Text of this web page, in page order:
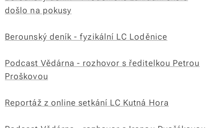
došlo na pokusy
Berounský deník - fyzikální LC Loděnice
Podcast Vědárna - rozhovor s ředitelkou Petrou
Proškovou
Reportáž z online setkání LC Kutná Hora